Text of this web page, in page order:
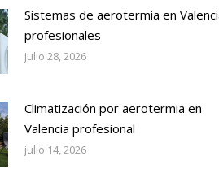
Sistemas de aerotermia en
profesionales
julio 28, 2026
Climatización por aerotermia en
Valencia profesional
julio 14, 2026